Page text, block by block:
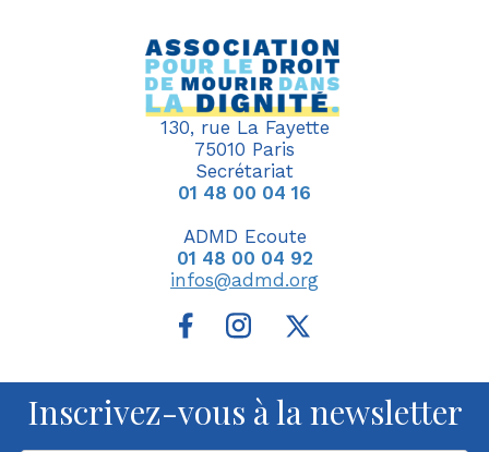
130, rue La Fayette
75010 Paris
Secrétariat
01 48 00 04 16
ADMD Ecoute
01 48 00 04 92
infos@admd.org
Inscrivez-vous à la newsletter